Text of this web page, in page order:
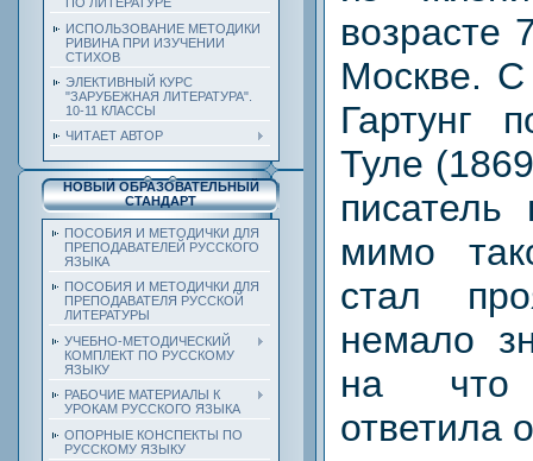
ИСПОЛЬЗОВАНИЕ МЕТОДИКИ
РИВИНА ПРИ ИЗУЧЕНИИ
СТИХОВ
ЭЛЕКТИВНЫЙ КУРС
"ЗАРУБЕЖНАЯ ЛИТЕРАТУРА".
10-11 КЛАССЫ
ЧИТАЕТ АВТОР
НОВЫЙ ОБРАЗОВАТЕЛЬНЫЙ
СТАНДАРТ
ПОСОБИЯ И МЕТОДИЧКИ ДЛЯ
ПРЕПОДАВАТЕЛЕЙ РУССКОГО
ЯЗЫКА
ПОСОБИЯ И МЕТОДИЧКИ ДЛЯ
ПРЕПОДАВАТЕЛЯ РУССКОЙ
ЛИТЕРАТУРЫ
УЧЕБНО-МЕТОДИЧЕСКИЙ
КОМПЛЕКТ ПО РУССКОМУ
ЯЗЫКУ
РАБОЧИЕ МАТЕРИАЛЫ К
УРОКАМ РУССКОГО ЯЗЫКА
ОПОРНЫЕ КОНСПЕКТЫ ПО
РУССКОМУ ЯЗЫКУ
возрасте
Москве.
Гартунг
Туле
мимо
стал
немало
на что
ответила